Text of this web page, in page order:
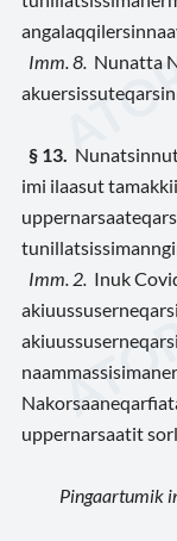
Imm. 8. Nunatta
§ 13.
imi ilaasut
Imm. 2. Inuk
uppernarsaatit
Pingaartumik